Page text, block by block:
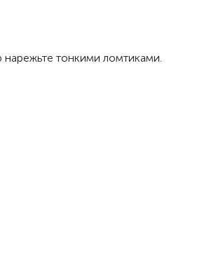
тонкими ломтиками.